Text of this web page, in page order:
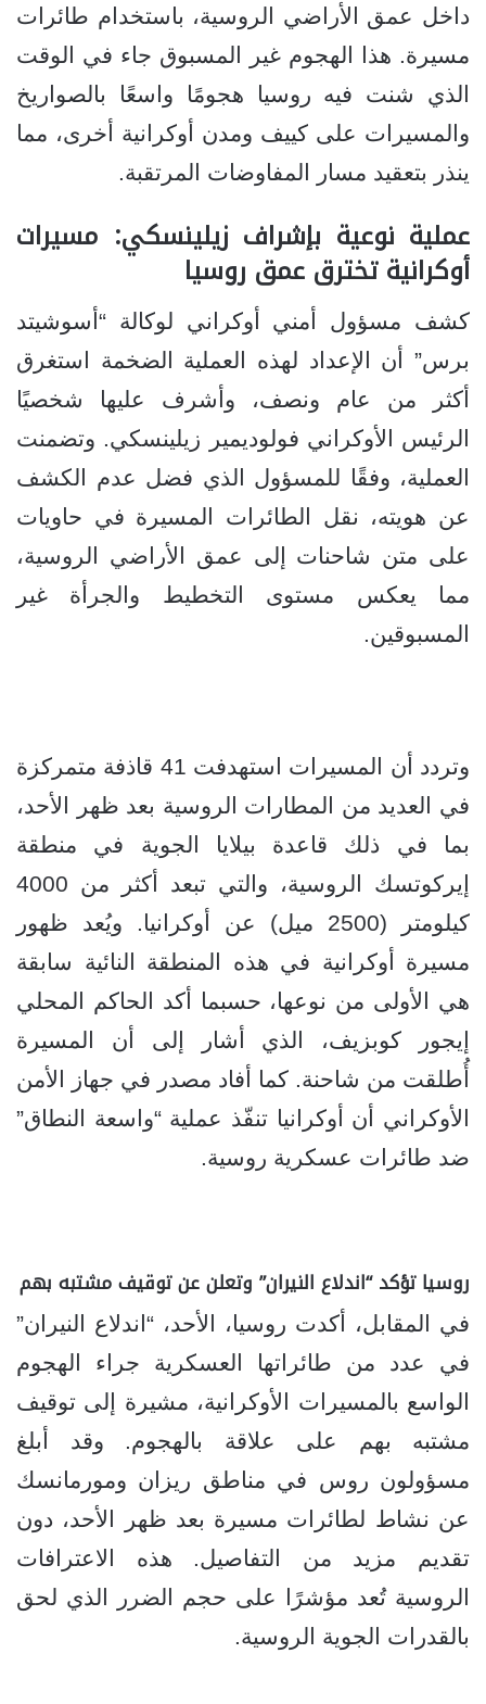
داخل عمق الأراضي الروسية، باستخدام طائرات
مسيرة. هذا الهجوم غير المسبوق جاء في الوقت
الذي شنت فيه روسيا هجومًا واسعًا بالصواريخ
والمسيرات على كييف ومدن أوكرانية أخرى، مما
ينذر بتعقيد مسار المفاوضات المرتقبة.
عملية نوعية بإشراف زيلينسكي: مسيرات
أوكرانية تخترق عمق روسيا
كشف مسؤول أمني أوكراني لوكالة “أسوشيتد
برس” أن الإعداد لهذه العملية الضخمة استغرق
أكثر من عام ونصف، وأشرف عليها شخصيًا
الرئيس الأوكراني فولوديمير زيلينسكي. وتضمنت
العملية، وفقًا للمسؤول الذي فضل عدم الكشف
عن هويته، نقل الطائرات المسيرة في حاويات
على متن شاحنات إلى عمق الأراضي الروسية،
مما يعكس مستوى التخطيط والجرأة غير
المسبوقين.
وتردد أن المسيرات استهدفت 41 قاذفة متمركزة
في العديد من المطارات الروسية بعد ظهر الأحد،
بما في ذلك قاعدة بيلايا الجوية في منطقة
إيركوتسك الروسية، والتي تبعد أكثر من 4000
كيلومتر (2500 ميل) عن أوكرانيا. ويُعد ظهور
مسيرة أوكرانية في هذه المنطقة النائية سابقة
هي الأولى من نوعها، حسبما أكد الحاكم المحلي
إيجور كوبزيف، الذي أشار إلى أن المسيرة
أُطلقت من شاحنة. كما أفاد مصدر في جهاز الأمن
الأوكراني أن أوكرانيا تنفّذ عملية “واسعة النطاق”
ضد طائرات عسكرية روسية.
روسيا تؤكد “اندلاع النيران” وتعلن عن توقيف مشتبه بهم
في المقابل، أكدت روسيا، الأحد، “اندلاع النيران”
في عدد من طائراتها العسكرية جراء الهجوم
الواسع بالمسيرات الأوكرانية، مشيرة إلى توقيف
مشتبه بهم على علاقة بالهجوم. وقد أبلغ
مسؤولون روس في مناطق ريزان ومورمانسك
عن نشاط لطائرات مسيرة بعد ظهر الأحد، دون
تقديم مزيد من التفاصيل. هذه الاعترافات
الروسية تُعد مؤشرًا على حجم الضرر الذي لحق
بالقدرات الجوية الروسية.